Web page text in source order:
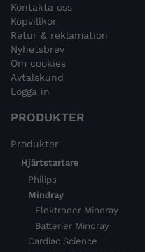
Kontakta oss
Köpvillkor
Retur & reklamation
Nyhetsbrev
Om cookies
Avtalskund
Logga in
PRODUKTER
Produkter
Hjärtstartare
Philips
Mindray
Elektroder Mindray
Batterier Mindray
Cardiac Science